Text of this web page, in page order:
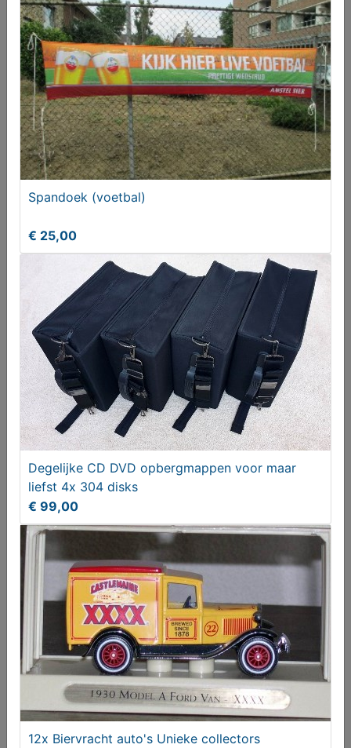
Loeplamp
€ 20,00
Olie lampjes
€ 55,00
Boerenbont diverse
T.e.a.b.
Spandoek (voetbal)
€ 25,00
Degelijke CD DVD opbergmappen voor maar
liefst 4x 304 disks
€ 99,00
12x Biervracht auto's Unieke collectors